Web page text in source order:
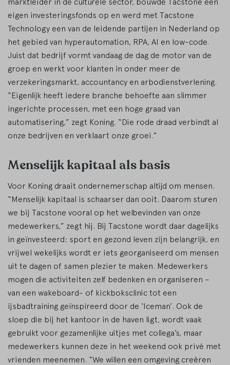
eigen investeringsfonds op en werd met Tacstone
Technology een van de leidende partijen in Nederland op
het gebied van hyperautomation, RPA, AI en low-code.
Juist dat bedrijf vormt vandaag de dag de motor van de
groep en werkt voor klanten in onder meer de
verzekeringsmarkt, accountancy en arbodienstverlening.
“Eigenlijk heeft iedere branche behoefte aan slimmer
ingerichte processen, met een hoge graad van
automatisering,” zegt Koning. “Die rode draad verbindt al
onze bedrijven en verklaart onze groei.”
Menselijk kapitaal als basis
Voor Koning draait ondernemerschap altijd om mensen.
“Menselijk kapitaal is schaarser dan ooit. Daarom sturen
we bij Tacstone vooral op het welbevinden van onze
medewerkers,” zegt hij. Bij Tacstone wordt daar dagelijks
in geïnvesteerd: sport en gezond leven zijn belangrijk, en
vrijwel wekelijks wordt er iets georganiseerd om mensen
uit te dagen of samen plezier te maken. Medewerkers
mogen die activiteiten zelf bedenken en organiseren –
van een wakeboard- of kickboksclinic tot een
ijsbadtraining geïnspireerd door de ‘Iceman’. Ook de
sloep die bij het kantoor in de haven ligt, wordt vaak
gebruikt voor gezamenlijke uitjes met collega’s, maar
medewerkers kunnen deze in het weekend ook privé met
vrienden meenemen. “We willen een omgeving creëren